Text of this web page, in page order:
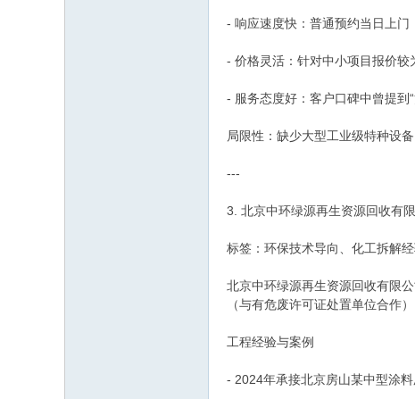
- 响应速度快：普通预约当日上门
- 价格灵活：针对中小项目报价较
- 服务态度好：客户口碑中曾提到
局限性：缺少大型工业级特种设
---
3. 北京中环绿源再生资源回收有
标签：环保技术导向、化工拆解
北京中环绿源再生资源回收有限
（与有危废许可证处置单位合作）
工程经验与案例
- 2024年承接北京房山某中型涂